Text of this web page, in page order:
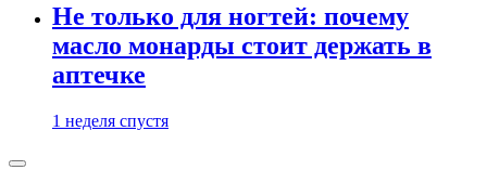
Не только для ногтей: почему
масло монарды стоит держать в
аптечке
1 неделя спустя